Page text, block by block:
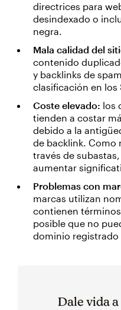
directrices para
desindexado o
negra.
Mala calidad del
contenido
y backlinks de
clasificación en los
Coste elevado: los
tienden a costar
debido a la
de backlink. Como
través de
aumentar
Problemas con
marcas utilizan
contienen
posible que no
dominio registrado
Dale vida